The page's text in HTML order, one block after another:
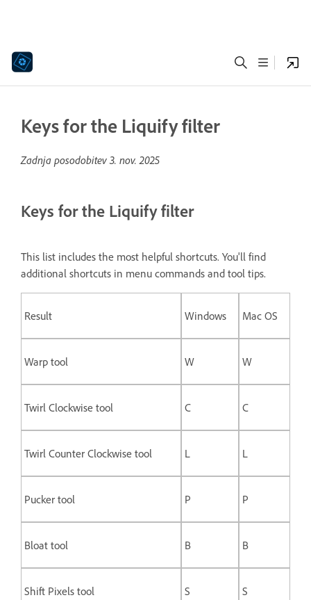
Keys for the Liquify filter
Zadnja posodobitev 3. nov. 2025
Keys for the Liquify filter
This list includes the most helpful shortcuts. You'll find
additional shortcuts in menu commands and tool tips.
Result Windows Mac OS
Warp tool W W
Twirl Clockwise tool C C
Twirl Counter Clockwise tool L L
Pucker tool P P
Bloat tool B B
Shift Pixels tool S S